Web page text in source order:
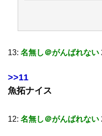
13: 名無し＠がんばれない
>>11
魚拓ナイス
12: 名無し＠がんばれない